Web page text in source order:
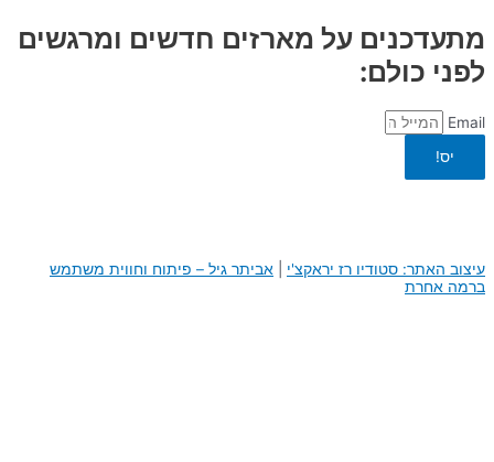
מתעדכנים על מארזים חדשים ומרגשים
לפני כולם:
Email
יס!
עיצוב האתר: סטודיו רז יראקצ'י אביתר גיל – פיתוח וחווית משתמש
ברמה אחרת